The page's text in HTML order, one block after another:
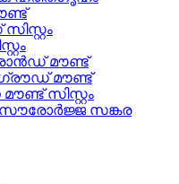
മൗണ്ട്
മൗണ്ട്
സിസ്റ്റം
സങ്കര